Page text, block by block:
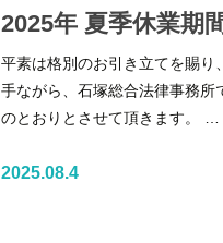
2025年 夏季休業期
平素は格別のお引き立てを賜
手ながら、石塚総合法律事務
のとおりとさせて頂きます。 …
2025.08.4